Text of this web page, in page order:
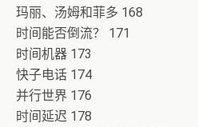
玛丽、汤姆和菲多 168
时间能否倒流？ 171
时间机器 173
快子电话 174
并行世界 176
时间延迟 178